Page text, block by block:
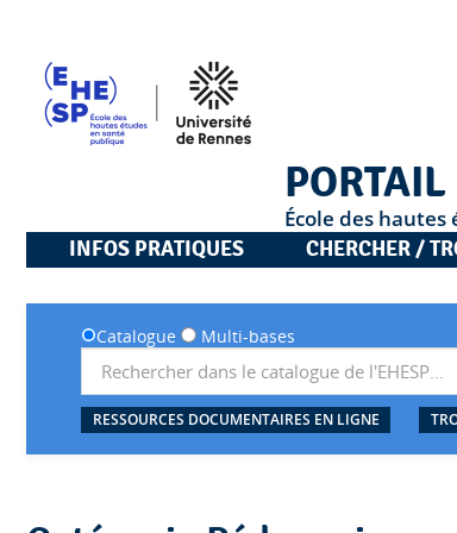
École des
INFOS PRATIQUES
CHERCHER /
Catalogue Multi-bases
RESSOURCES DOCUMENTAIRES EN LIGNE